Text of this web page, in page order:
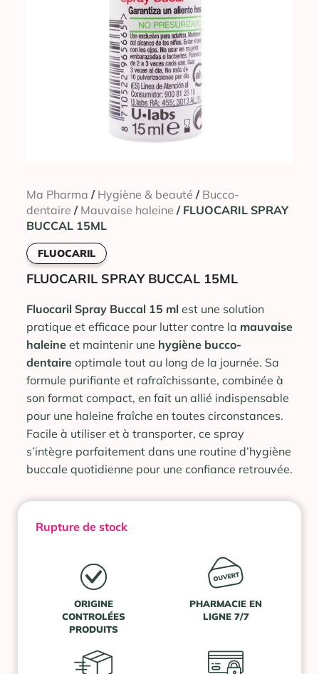
Ma Pharma / Hygiène & beauté / Bucco-
dentaire / Mauvaise haleine / FLUOCARIL SPRAY
BUCCAL 15ML
FLUOCARIL
FLUOCARIL SPRAY BUCCAL 15ML
Fluocaril Spray Buccal 15 ml est une solution
pratique et efficace pour lutter contre la mauvaise
haleine et maintenir une hygiène bucco-
dentaire optimale tout au long de la journée. Sa
formule purifiante et rafraîchissante, combinée à
son format compact, en fait un allié indispensable
pour une haleine fraîche en toutes circonstances.
Facile à utiliser et à transporter, ce spray
s’intègre parfaitement dans une routine d’hygiène
buccale quotidienne pour une confiance retrouvée.
Rupture de stock
ORIGINE
CONTROLÉES
PRODUITS
PHARMACIE EN
LIGNE 7/7